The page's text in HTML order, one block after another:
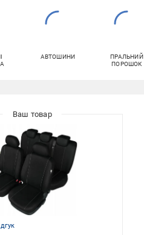
АВТОШИНИ
ПРАЛЬНИЙ
ПОРОШОК